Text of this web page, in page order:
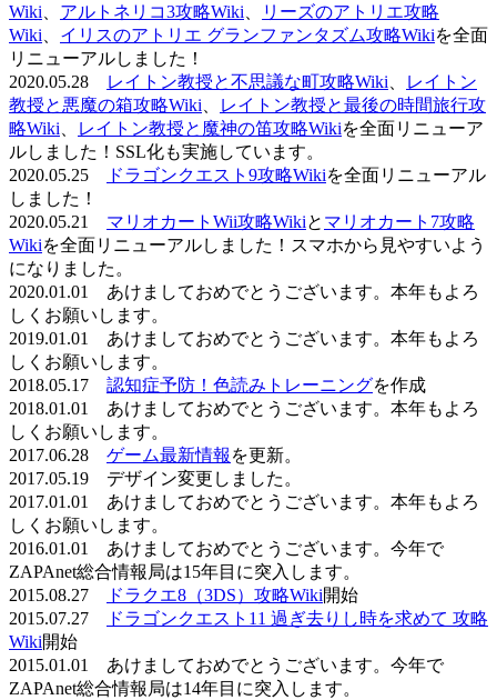
Wiki
アルトネリコ3攻略Wiki
リーズのアトリエ攻略
Wiki
イリスのアトリエ グランファンタズム攻略Wikiを全面
リニューアルしました！
2020.05.28
レイトン教授と不思議な町攻略Wiki
レイトン
教授と悪魔の箱攻略Wiki
レイトン教授と最後の時間旅行攻
略Wiki
レイトン教授と魔神の笛攻略Wikiを全面リニューア
ルしました！SSL化も実施しています。
2020.05.25
ドラゴンクエスト9攻略Wikiを全面リニューアル
しました！
2020.05.21 マリオカートWii攻略Wikiと マリオカート7攻略
Wikiを全面リニューアルしました！スマホから見やすいよう
になりました。
2020.01.01 あけましておめでとうございます。本年もよろ
しくお願いします。
2019.01.01 あけましておめでとうございます。本年もよろ
しくお願いします。
2018.05.17 認知症予防！色読みトレーニングを作成
2018.01.01 あけましておめでとうございます。本年もよろ
しくお願いします。
2017.06.28 ゲーム最新情報 を更新。
2017.05.19 デザイン変更しました。
2017.01.01 あけましておめでとうございます。本年もよろ
しくお願いします。
2016.01.01 あけましておめでとうございます。今年で
ZAPAnet総合情報局は15年目に突入します。
2015.08.27
ドラクエ8（3DS）攻略Wiki開始
2015.07.27
ドラゴンクエスト11 過ぎ去りし時を求めて 攻略
Wiki開始
2015.01.01 あけましておめでとうございます。今年で
ZAPAnet総合情報局は14年目に突入します。